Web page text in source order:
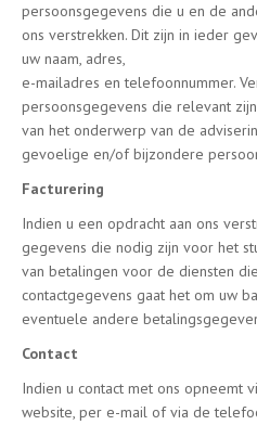
persoonsgegevens die u en de
ons verstrekken. Dit zijn in ieder
uw naam, adres,
e-mailadres en telefoonnummer.
persoonsgegevens die relevant
van het onderwerp van de
gevoelige en/of bijzondere
Facturering
Indien u een opdracht aan ons
gegevens die nodig zijn voor het
van betalingen voor de diensten
contactgegevens gaat het om uw
eventuele andere
Contact
Indien u contact met ons opneemt
website, per e-mail of via de